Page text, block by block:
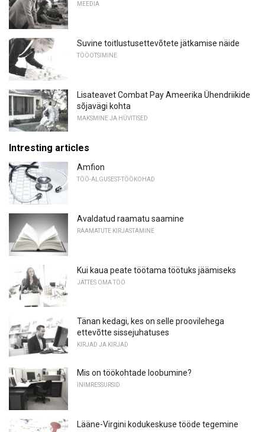
MEEDIA
Suvine toitlustusettevõtete jätkamise näide
TÖÖOTSIMINE
Lisateavet Combat Pay Ameerika Ühendriikide
sõjavägi kohta
MAKSMINE JA HÜVITISED
Intresting articles
Amfion
TÖÖ-ALGUSEST-TÖÖKOHAD
Avaldatud raamatu saamine
RAAMATUTE KIRJASTAMINE
Kui kaua peate töötama töötuks jäämiseks
JÄTTES OMA TÖÖ
Tänan kedagi, kes on selle proovilehega
ettevõtte sissejuhatuses
KIRJAD JA KIRJAD
Mis on töökohtade loobumine?
INIMRESSURSID
Lääne-Virgini kodukeskuse tööde tegemine